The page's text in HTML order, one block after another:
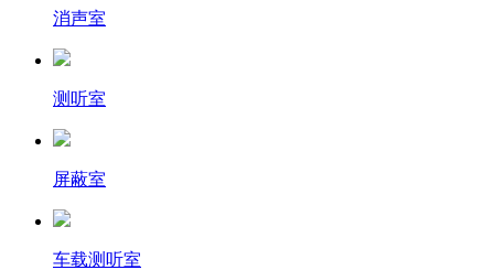
消声室
测听室
屏蔽室
车载测听室